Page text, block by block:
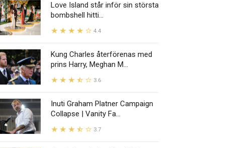
Love Island står inför sin största
bombshell hitti...
4.4
Kung Charles återförenas med
prins Harry, Meghan M...
3.6
Inuti Graham Platner Campaign
Collapse | Vanity Fa...
3.7